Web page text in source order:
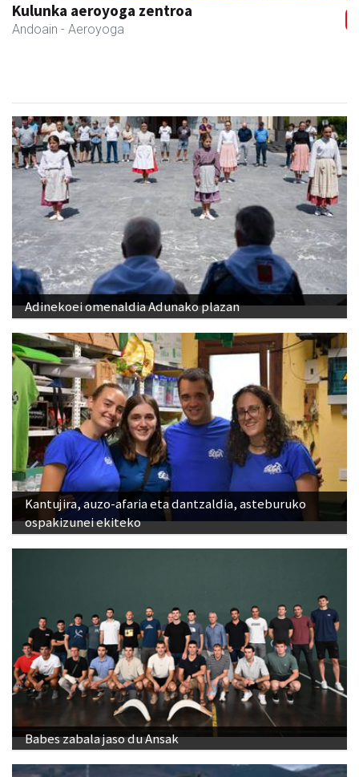
Kulunka aeroyoga zentroa
Andoain - Aeroyoga
Adinekoei omenaldia Adunako plazan
Kantujira, auzo-afaria eta dantzaldia, asteburuko
ospakizunei ekiteko
Babes zabala jaso du Ansak